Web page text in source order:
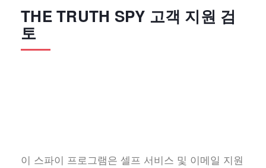
THE TRUTH SPY 고객 지원 검
토
이 스파이 프로그램은 셀프 서비스 및 이메일 지원